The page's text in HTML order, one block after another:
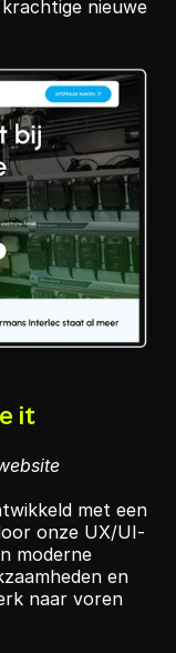
nieuwe
it
met een
onze UX/UI-
moderne
en
naar voren